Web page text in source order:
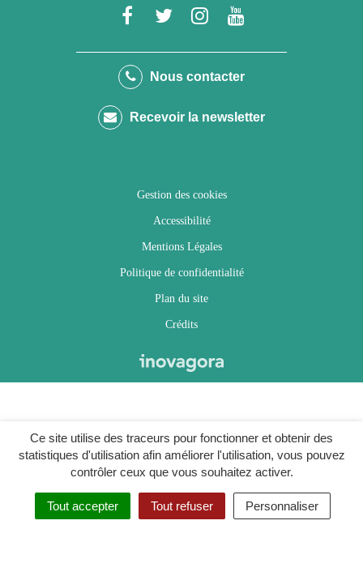
Ce site utilise des traceurs pour fonctionner et obtenir des
statistiques d'utilisation afin améliorer l'utilisation, vous pouvez
contrôler ceux que vous souhaitez activer.
Tout accepter Tout refuser Personnaliser
Lien
le
Facebook
Lien
le
Twitter
Lien
le
Instagram
Youtube
Nous contacter
Recevoir la newsletter
Gestion des cookies
Accessibilité
Mentions Légales
Politique de confidentialité
Plan du site
Crédits